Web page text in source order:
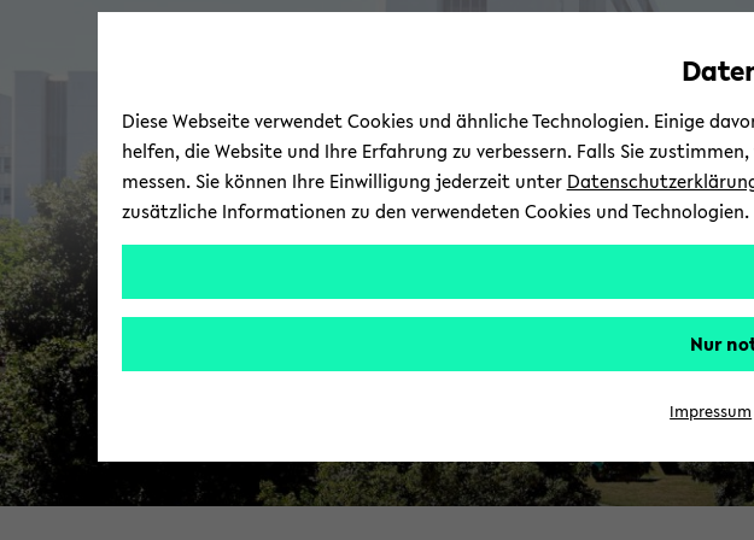
Diese Webseite verwendet Cookies und ähnliche Technologien. Einige
helfen, die Website und Ihre Erfahrung zu verbessern. Falls Sie
messen. Sie können Ihre Einwilligung jederzeit unter
zusätzliche Informationen zu den verwendeten Cookies und Technologien.
Nur
Impressum